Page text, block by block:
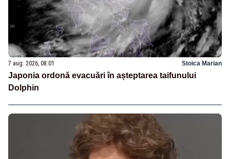
7 aug. 2026, 08:01 Stoica Marian
Japonia ordonă evacuări în așteptarea taifunului
Dolphin